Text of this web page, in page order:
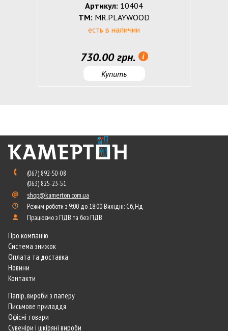
Артикул: 10404
ТМ: MR.PLAYWOOD
есть в наличии
730.00 грн.
Купить
(067) 892-50-08
(063) 825-23-51
shop@kamerton.com.ua
Режим роботи з 9:00 до 18:00 Вихідні: Сб, Нд
Працюємо з ПДВ та без ПДВ
Про компанію
Система знижок
Оплата та доставка
Новини
Контакти
Папір, вироби з паперу
Письмове приладдя
Офісні товари
Сувеніри і шкіряні вироби